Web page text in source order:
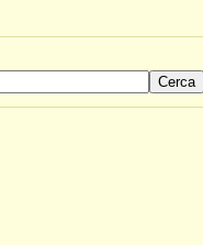
Cerca